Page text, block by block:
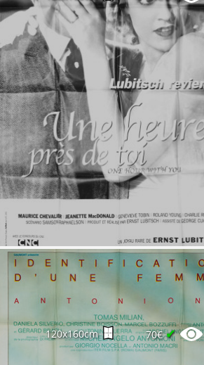
120x160cm 70€✔